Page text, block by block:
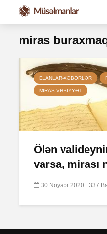
miras
ELANLAR-XƏBƏRLƏR
MIRAS-VƏSIYYƏT
Ölən
varsa, mirası
30 Noyabr 2020 337